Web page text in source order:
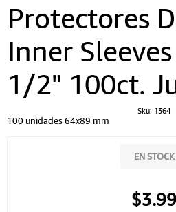
Protectores
Inner
1/2" 100ct.
Sku: 1364
100 unidades 64x89 mm
EN STOCK
$3.99